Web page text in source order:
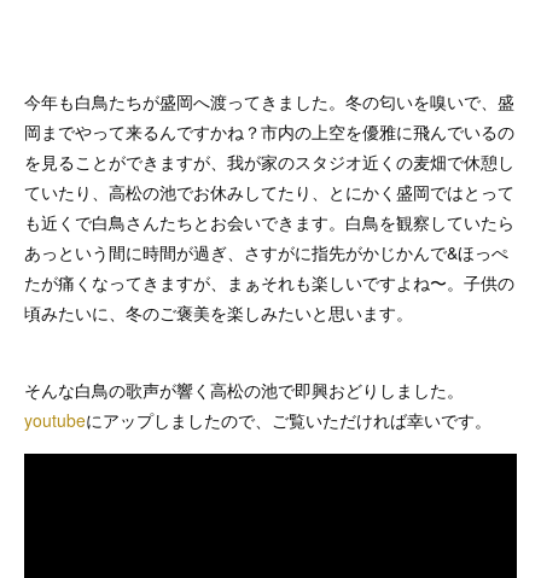
今年も白鳥たちが盛岡へ渡ってきました。冬の匂いを嗅いで、盛
岡までやって来るんですかね？市内の上空を優雅に飛んでいるの
を見ることができますが、我が家のスタジオ近くの麦畑で休憩し
ていたり、高松の池でお休みしてたり、とにかく盛岡ではとって
も近くで白鳥さんたちとお会いできます。白鳥を観察していたら
あっという間に時間が過ぎ、さすがに指先がかじかんで&ほっぺ
たが痛くなってきますが、まぁそれも楽しいですよね〜。子供の
頃みたいに、冬のご褒美を楽しみたいと思います。
そんな白鳥の歌声が響く高松の池で即興おどりしました。
youtubeにアップしましたので、ご覧いただければ幸いです。